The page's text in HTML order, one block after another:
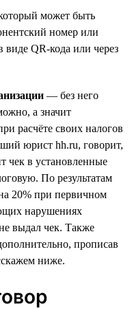
может быть
номер или
виде QR-кода или через
— без него
а значит
расчёте своих налогов
юрист hh.ru, говорит,
чек в установленные
По результатам
20% при первичном
нарушениях
выдал чек. Также
прописав
ниже.